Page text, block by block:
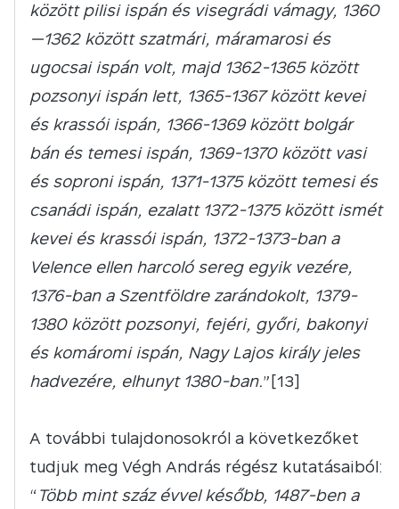
között pilisi ispán és visegrádi vámagy, 1360
—1362 között szatmári, máramarosi és
ugocsai ispán volt, majd 1362-1365 között
pozsonyi ispán lett, 1365-1367 között kevei
és krassói ispán, 1366-1369 között bolgár
bán és temesi ispán, 1369-1370 között vasi
és soproni ispán, 1371-1375 között temesi és
csanádi ispán, ezalatt 1372-1375 között ismét
kevei és krassói ispán, 1372-1373-ban a
Velence ellen harcoló sereg egyik vezére,
1376-ban a Szentföldre zarándokolt, 1379-
1380 között pozsonyi, fejéri, győri, bakonyi
és komáromi ispán, Nagy Lajos király jeles
hadvezére, elhunyt 1380-ban.”[13]
A további tulajdonosokról a következőket
tudjuk meg Végh András régész kutatásaiból:
“Több mint száz évvel később, 1487-ben a